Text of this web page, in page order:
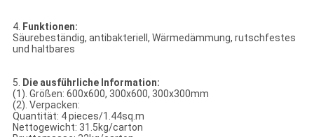
4. Funktionen:
Säurebeständig, antibakteriell, Wärmedämmung, rutschfestes
und haltbares
5. Die ausführliche Information:
(1). Größen: 600x600, 300x600, 300x300mm
(2). Verpacken:
Quantität: 4 pieces/1.44sq.m
Nettogewicht: 31.5kg/carton